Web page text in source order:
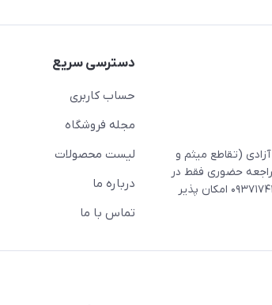
آزادی (تقاطع میثم و
حضوری فقط در
صورت هماهنگی قبلی با شماره ۰۹۳۷۱۷۴۲۴۲۳ امکان پذیر
دسترسی سریع
حساب کاربری
مجله فروشگاه
لیست محصولات
درباره ما
تماس با ما